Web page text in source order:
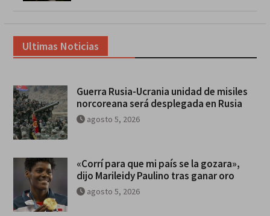
Ultimas Noticias
Guerra Rusia-Ucrania unidad de misiles
norcoreana será desplegada en Rusia
agosto 5, 2026
«Corrí para que mi país se la gozara»,
dijo Marileidy Paulino tras ganar oro
agosto 5, 2026